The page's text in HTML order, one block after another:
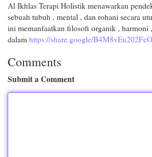
Al Ikhlas Terapi Holistik menawarkan
sebuah tubuh , mental , dan rohani secara
ini memanfaatkan filosofi organik , harmoni
dalam https://share.google/
Comments
Submit a Comment